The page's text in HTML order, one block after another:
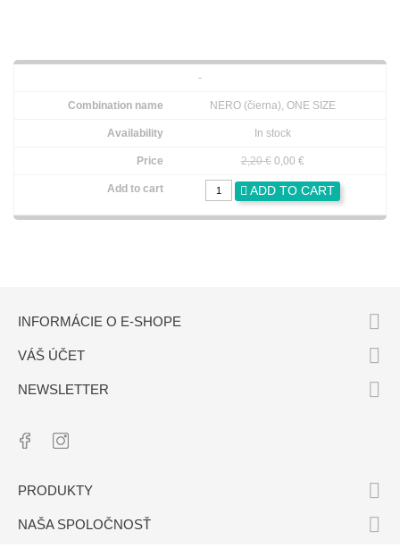
-
NERO (čierna), ONE SIZE
In stock
2,20 € 0,00 €
ADD TO CART
INFORMÁCIE O E-SHOPE 
VÁŠ ÚČET 
NEWSLETTER 
PRODUKTY 
NAŠA SPOLOČNOSŤ 